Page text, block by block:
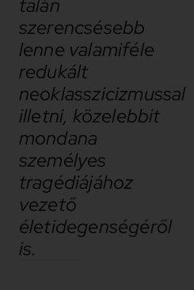
talán
szerencsésebb
lenne valamiféle
redukált
neoklasszicizmussal
illetni, közelebbit
mondana
személyes
tragédiájához
vezető
életidegenségéről
is.